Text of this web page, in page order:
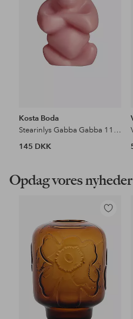
Kosta Boda
Stearinlys Gabba Gabba 11,5Cm
145 DKK
Opdag vores nyheder
Tilføj
favoritter